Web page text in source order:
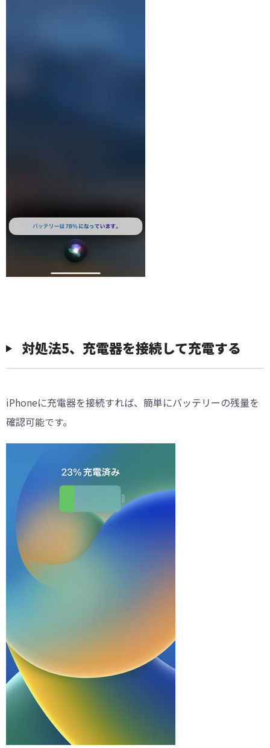
対処法5、充電器を接続して充電する
iPhoneに充電器を接続すれば、簡単にバッテリーの残量を
確認可能です。